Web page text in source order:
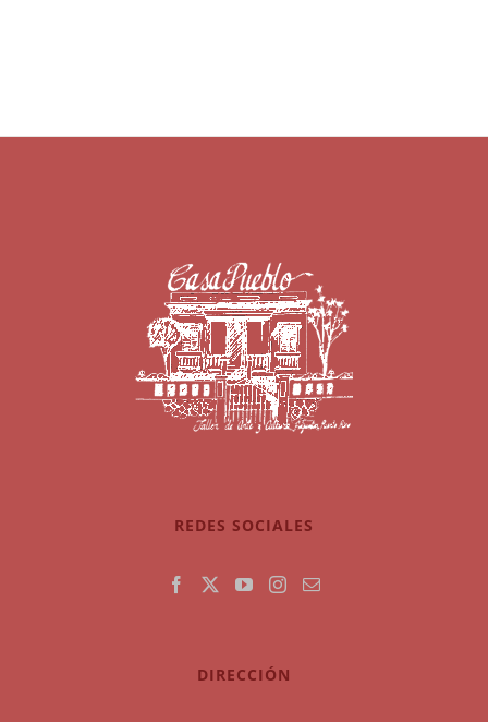
REDES SOCIALES
DIRECCIÓN